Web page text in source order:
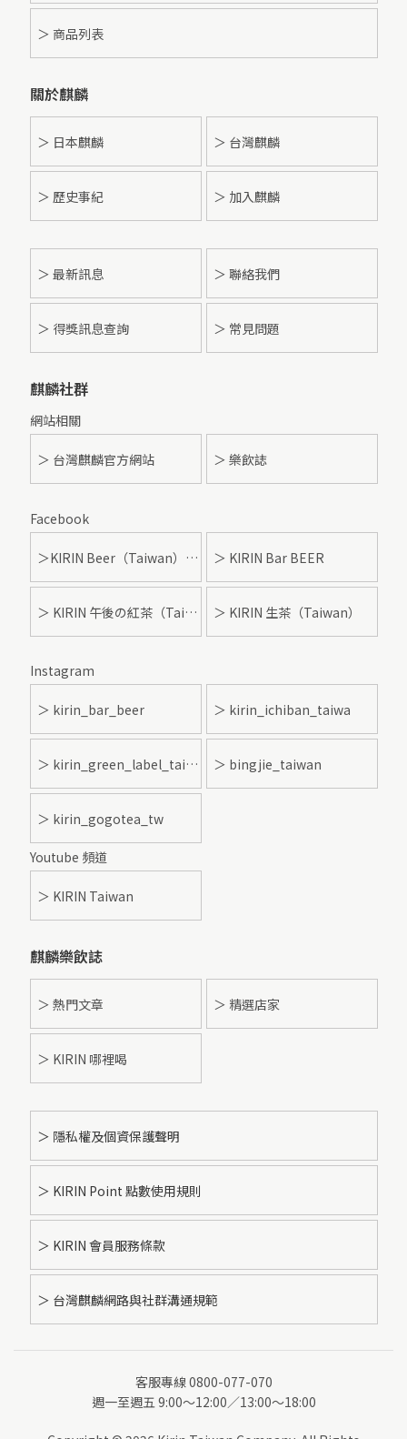
＞ 商品列表
關於麒麟
＞ 日本麒麟 ＞ 台灣麒麟
＞ 歷史事紀 ＞ 加入麒麟
＞ 最新訊息 ＞ 聯絡我們
＞ 得獎訊息查詢 ＞ 常見問題
麒麟社群
網站相關
＞ 台灣麒麟官方網站 ＞ 樂飲誌
Facebook
＞KIRIN Beer（Taiwan）- 麒麟啤酒 ＞ KIRIN Bar BEER
＞ KIRIN 午後の紅茶（Taiwan） ＞ KIRIN 生茶（Taiwan）
Instagram
＞ kirin_bar_beer ＞ kirin_ichiban_taiwa
＞ kirin_green_label_taiwan ＞ bingjie_taiwan
＞ kirin_gogotea_tw
Youtube 頻道
＞ KIRIN Taiwan
麒麟樂飲誌
＞ 熱門文章 ＞ 精選店家
＞ KIRIN 哪裡喝
＞ 隱私權及個資保護聲明
＞ KIRIN Point 點數使用規則
＞ KIRIN 會員服務條款
＞ 台灣麒麟網路與社群溝通規範
客服專線 0800-077-070
週一至週五 9:00～12:00／13:00～18:00